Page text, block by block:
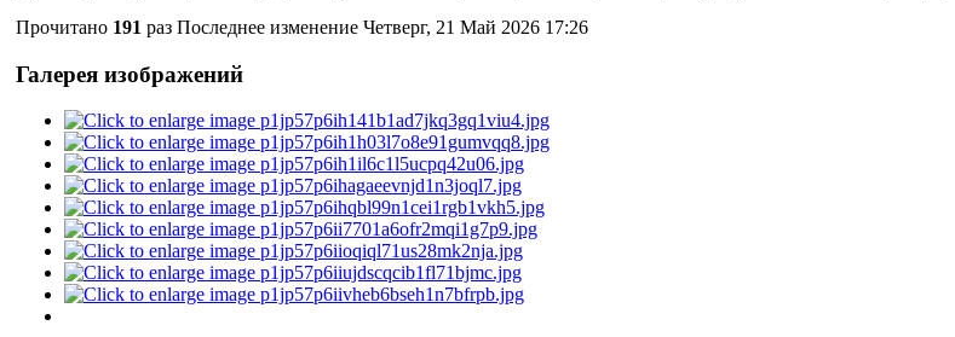
Прочитано 191 раз Последнее изменение Четверг, 21 Май 2026 17:26
Галерея изображений